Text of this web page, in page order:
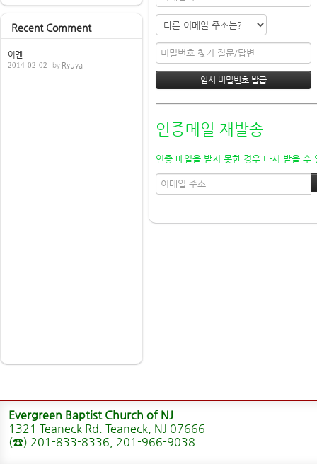
Recent Comment
아멘
2014-02-02 Ryuya
인증메일 재발송
인증 메일을 받지 못한 경우 다시 받을 수
Evergreen Baptist Church of NJ
1321 Teaneck Rd. Teaneck, NJ 07666
(☎) 201-833-8336, 201-966-9038